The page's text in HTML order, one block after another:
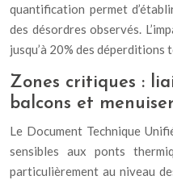
quantification permet
des désordres observés.
jusqu’à 20% des déperditions
Zones critiques :
balcons et
Le Document Technique
sensibles aux ponts
particulièrement au niveau